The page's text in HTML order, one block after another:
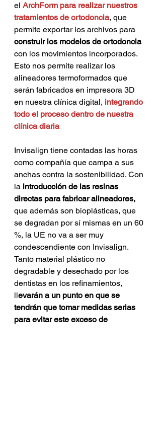
el ArchForm para realizar nuestros
tratamientos de ortodoncia, que
permite exportar los archivos para
construir los modelos de ortodoncia
con los movimientos incorporados.
Esto nos permite realizar los
alineadores termoformados que
serán fabricados en impresora 3D
en nuestra clínica digital, integrando
todo el proceso dentro de nuestra
clínica diaria
Invisalign tiene contadas las horas
como compañía que campa a sus
anchas contra la sostenibilidad. Con
la introducción de las resinas
directas para fabricar alineadores,
que además son bioplásticas, que
se degradan por sí mismas en un 60
%, la UE no va a ser muy
condescendiente con Invisalign.
Tanto material plástico no
degradable y desechado por los
dentistas en los refinamientos,
llevarán a un punto en que se
tendrán que tomar medidas serias
para evitar este exceso de